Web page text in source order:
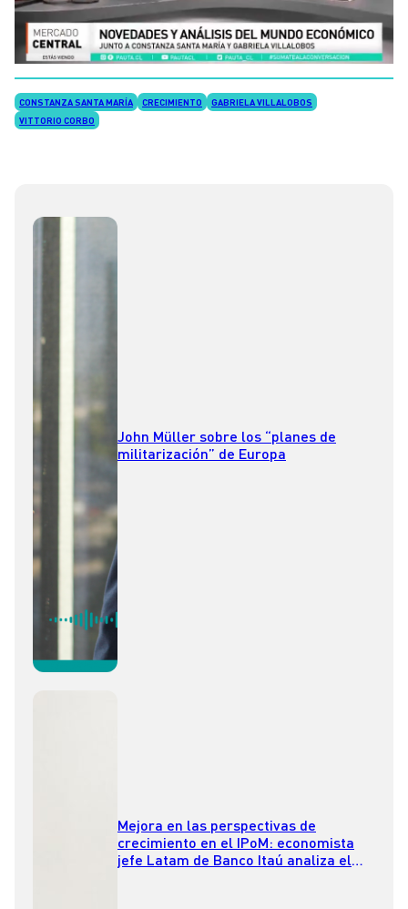
CONSTANZA SANTA MARÍA CRECIMIENTO
GABRIELA VILLALOBOS
VITTORIO CORBO
John Müller sobre los “planes de
militarización” de Europa
Mejora en las perspectivas de
crecimiento en el IPoM: economista
jefe Latam de Banco Itaú analiza el